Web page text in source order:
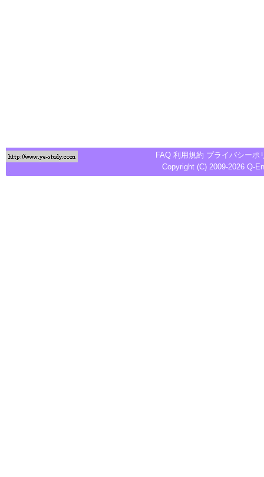
FAQ 利用規約 プライバシーポ
Copyright (C) 2009-2026 Q-